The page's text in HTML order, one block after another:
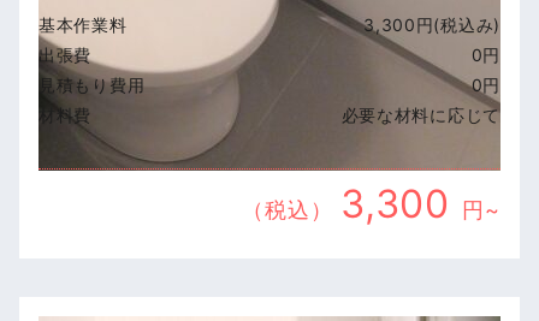
基本作業料
3,300円(税込み)
出張費
0円
見積もり費用
0円
材料費
必要な材料に応じて
（税込） 3,300 円~